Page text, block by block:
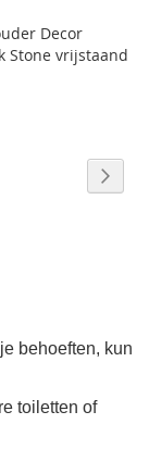
Decor
Stone vrijstaand
behoeften, kun
toiletten of